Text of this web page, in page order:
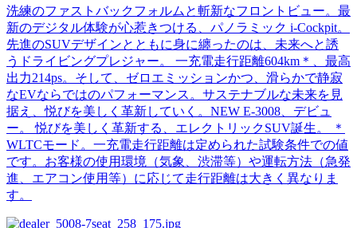
洗練のファストバックフォルムと斬新なフロントビュー。最
新のデジタル体験が心惹きつける、パノラミック i-Cockpit。
先進のSUVデザインとともに身に纏ったのは、未来へと誘
うドライビングプレジャー。 一充電走行距離604km＊、最高
出力214ps。そして、ゼロエミッションかつ、滑らかで静寂
なEVならではのパフォーマンス。サステナブルな未来を見
据え、悦びを美しく革新していく。NEW E-3008、デビュ
ー。 悦びを美しく革新する、エレクトリックSUV誕生。 ＊
WLTCモード。一充電走行距離は定められた試験条件での値
です。お客様の使用環境（気象、渋滞等）や運転方法（急発
進、エアコン使用等）に応じて走行距離は大きく異なりま
す。